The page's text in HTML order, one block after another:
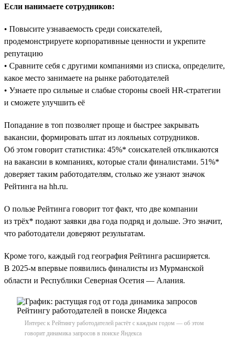
Если нанимаете сотрудников:
• Повысите узнаваемость среди соискателей,
продемонстрируете корпоративные ценности и укрепите
репутацию
• Сравните себя с другими компаниями из списка, определите,
какое место занимаете на рынке работодателей
• Узнаете про сильные и слабые стороны своей HR-стратегии
и сможете улучшить её
Попадание в топ позволяет проще и быстрее закрывать
вакансии, формировать штат из лояльных сотрудников.
Об этом говорит статистика: 45%* соискателей откликаются
на вакансии в компаниях, которые стали финалистами. 51%*
доверяет таким работодателям, столько же узнают значок
Рейтинга на hh.ru.
О пользе Рейтинга говорит тот факт, что две компании
из трёх* подают заявки два года подряд и дольше. Это значит,
что работодатели доверяют результатам.
Кроме того, каждый год география Рейтинга расширяется.
В 2025-м впервые появились финалисты из Мурманской
области и Республики Северная Осетия — Алания.
Интерес к Рейтингу работодателей растёт с каждым годом — об этом
говорит динамика запросов в поиске Яндекса